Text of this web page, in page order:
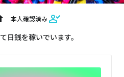
本人確認済み
日銭を稼いでいます。